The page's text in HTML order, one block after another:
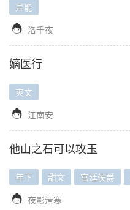
异能
 洛千夜
嫡医行
爽文
 江南安
他山之石可以攻玉
年下 甜文 宫廷侯爵
 夜影清寒